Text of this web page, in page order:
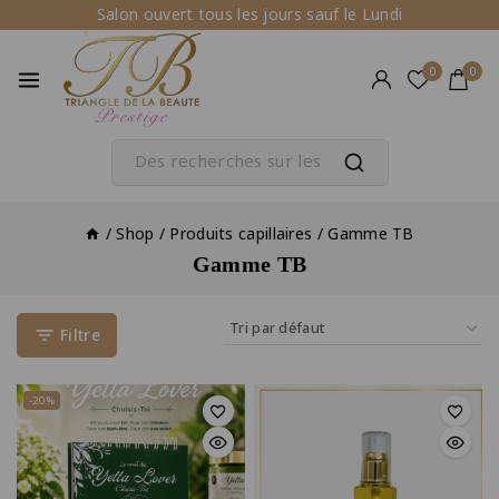
Salon ouvert tous les jours sauf le Lundi
0 0
/ Shop / Produits capillaires / Gamme TB
Gamme TB
Filtre
-20%